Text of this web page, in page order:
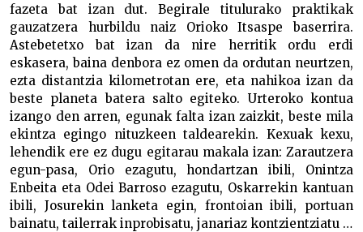
fazeta bat izan dut. Begirale titulurako praktikak
gauzatzera hurbildu naiz Orioko Itsaspe baserrira.
Astebetetxo bat izan da nire herritik ordu erdi
eskasera, baina denbora ez omen da ordutan neurtzen,
ezta distantzia kilometrotan ere, eta nahikoa izan da
beste planeta batera salto egiteko. Urteroko kontua
izango den arren, egunak falta izan zaizkit, beste mila
ekintza egingo nituzkeen taldearekin. Kexuak kexu,
lehendik ere ez dugu egitarau makala izan: Zarautzera
egun-pasa, Orio ezagutu, hondartzan ibili, Onintza
Enbeita eta Odei Barroso ezagutu, Oskarrekin kantuan
ibili, Josurekin lanketa egin, frontoian ibili, portuan
bainatu, tailerrak inprobisatu, janariaz kontzientziatu …